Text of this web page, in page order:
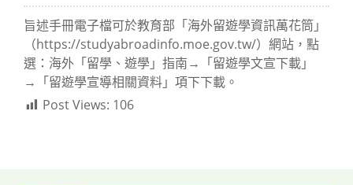
旨述手冊電子檔可於教育部「海外留遊學資訊萬花筒」
（https://studyabroadinfo.moe.gov.tw/）網站，點
選：海外「留學、遊學」指南→「留遊學文宣下載」
→「留遊學宣導相關資料」項下下載。
Post Views: 106